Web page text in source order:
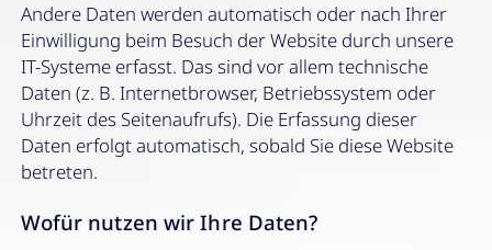
Andere Daten werden automatisch oder nach Ihrer
Einwilligung beim Besuch der Website durch unsere
IT-Systeme erfasst. Das sind vor allem technische
Daten (z. B. Internetbrowser, Betriebssystem oder
Uhrzeit des Seitenaufrufs). Die Erfassung dieser
Daten erfolgt automatisch, sobald Sie diese Website
betreten.
Wofür nutzen wir Ihre Daten?